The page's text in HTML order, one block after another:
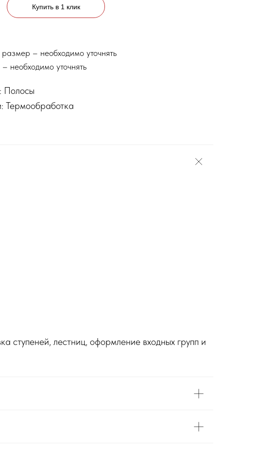
Купить в 1 клик
– необходимо уточнять
необходимо уточнять
Полосы
Термообработка
ступеней, лестниц, оформление входных групп и